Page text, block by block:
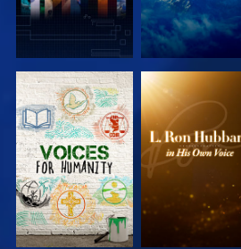
SERIE
ENTDECKEN
SERIE
ENTDECKEN